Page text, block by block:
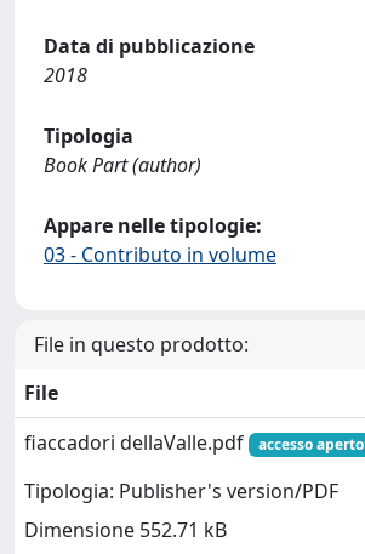
Data di pubblicazione
2018
Tipologia
Book Part (author)
Appare nelle tipologie:
03 - Contributo in volume
File in questo prodotto:
File
fiaccadori dellaValle.pdf
accesso aperto
Tipologia: Publisher's version/PDF
Dimensione 552.71 kB